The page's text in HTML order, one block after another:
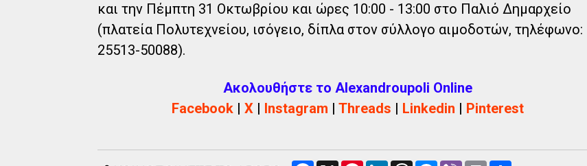
και την Πέμπτη 31 Οκτωβρίου και ώρες​​ 10:00 - 13:00​​ στο Παλιό Δημαρχείο
(πλατεία Πολυτεχνείου, ισόγειο, δίπλα στον σύλλογο αιμοδοτών, τηλέφωνο:
25513-50088).
Ακολουθήστε το Alexandroupoli Online
Facebook| X| Instagram | Threads | Linkedin | Pinterest